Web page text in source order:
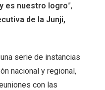
es nuestro logro”,
de la Junji,
serie de instancias
nacional y regional,
con las